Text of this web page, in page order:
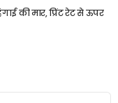
की मार, प्रिंट रेट से ऊपर